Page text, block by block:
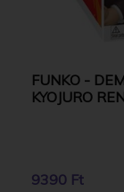
FUNKO -
KYOJURO
9390 Ft